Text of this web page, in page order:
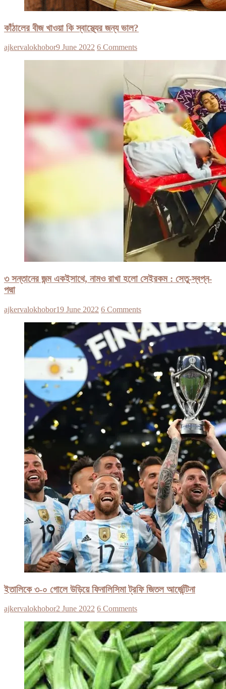
কাঁঠালের বীজ খাওয়া কি স্বাস্থ্যের জন্য ভাল?
ajkervalokhobor9 June 2022 6 Comments
৩ সন্তানের জন্ম একইসাথে, নামও রাখা হলো সেইরকম : সেতু-স্বপ্ন-
পদ্মা
ajkervalokhobor19 June 2022 6 Comments
ইতালিকে ৩-০ গোলে উড়িয়ে ফিনালিসিমা ট্রফি জিতল আর্জেন্টিনা
ajkervalokhobor2 June 2022 6 Comments